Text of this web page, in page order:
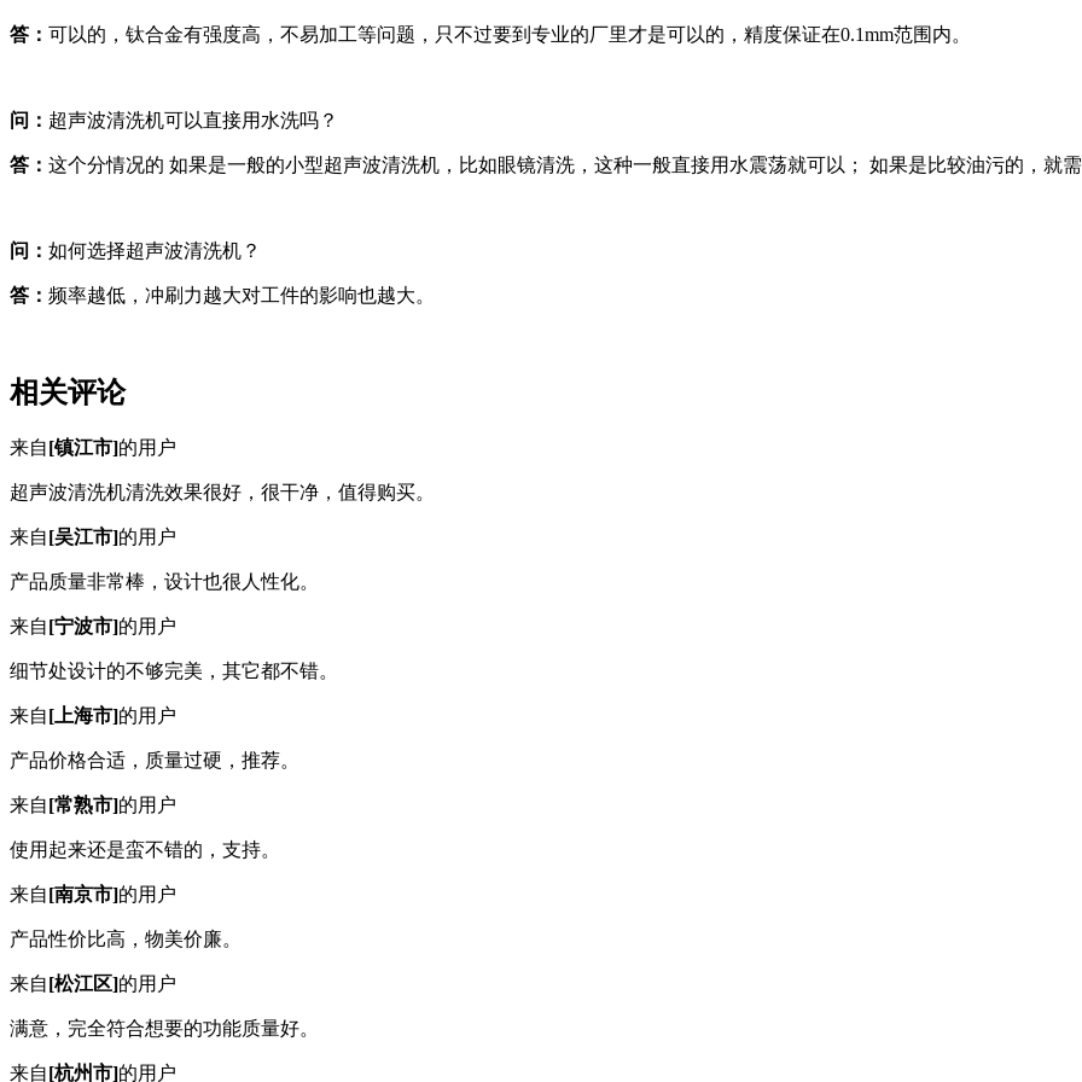
答： 可以的，钛合金有强度高，不易加工等问题，只不过要到专业的厂里才是可以的，精度保证在0.1mm范围内。
问： 超声波清洗机可以直接用水洗吗？
答： 这个分情况的 如果是一般的小型超声波清洗机，比如眼镜清洗，这种一般直接用水震荡就可以； 如果是比较油污的，就需
问： 如何选择超声波清洗机？
答： 频率越低，冲刷力越大对工件的影响也越大。
相关评论
来自[镇江市]的用户
超声波清洗机清洗效果很好，很干净，值得购买。
来自[吴江市]的用户
产品质量非常棒，设计也很人性化。
来自[宁波市]的用户
细节处设计的不够完美，其它都不错。
来自[上海市]的用户
产品价格合适，质量过硬，推荐。
来自[常熟市]的用户
使用起来还是蛮不错的，支持。
来自[南京市]的用户
产品性价比高，物美价廉。
来自[松江区]的用户
满意，完全符合想要的功能质量好。
来自[杭州市]的用户